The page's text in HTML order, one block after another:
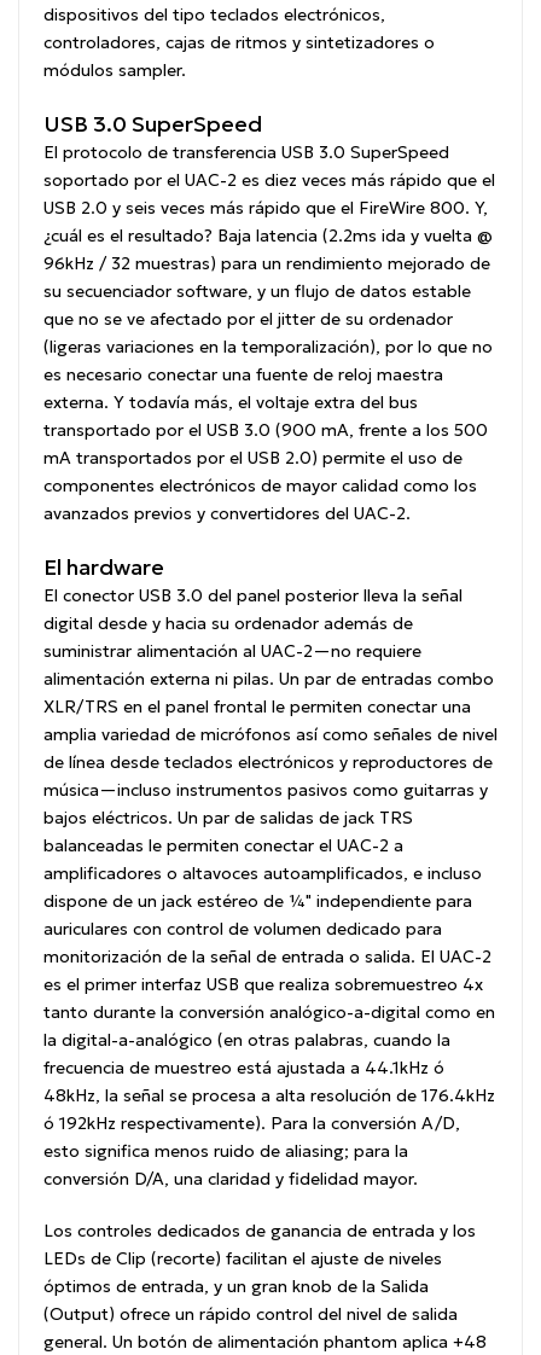
dispositivos del tipo teclados electrónicos,
controladores, cajas de ritmos y sintetizadores o
módulos sampler.
USB 3.0 SuperSpeed
El protocolo de transferencia USB 3.0 SuperSpeed
soportado por el UAC-2 es diez veces más rápido que el
USB 2.0 y seis veces más rápido que el FireWire 800. Y,
¿cuál es el resultado? Baja latencia (2.2ms ida y vuelta @
96kHz / 32 muestras) para un rendimiento mejorado de
su secuenciador software, y un flujo de datos estable
que no se ve afectado por el jitter de su ordenador
(ligeras variaciones en la temporalización), por lo que no
es necesario conectar una fuente de reloj maestra
externa. Y todavía más, el voltaje extra del bus
transportado por el USB 3.0 (900 mA, frente a los 500
mA transportados por el USB 2.0) permite el uso de
componentes electrónicos de mayor calidad como los
avanzados previos y convertidores del UAC-2.
El hardware
El conector USB 3.0 del panel posterior lleva la señal
digital desde y hacia su ordenador además de
suministrar alimentación al UAC-2—no requiere
alimentación externa ni pilas. Un par de entradas combo
XLR/TRS en el panel frontal le permiten conectar una
amplia variedad de micrófonos así como señales de nivel
de línea desde teclados electrónicos y reproductores de
música—incluso instrumentos pasivos como guitarras y
bajos eléctricos. Un par de salidas de jack TRS
balanceadas le permiten conectar el UAC-2 a
amplificadores o altavoces autoamplificados, e incluso
dispone de un jack estéreo de ¼" independiente para
auriculares con control de volumen dedicado para
monitorización de la señal de entrada o salida. El UAC-2
es el primer interfaz USB que realiza sobremuestreo 4x
tanto durante la conversión analógico-a-digital como en
la digital-a-analógico (en otras palabras, cuando la
frecuencia de muestreo está ajustada a 44.1kHz ó
48kHz, la señal se procesa a alta resolución de 176.4kHz
ó 192kHz respectivamente). Para la conversión A/D,
esto significa menos ruido de aliasing; para la
conversión D/A, una claridad y fidelidad mayor.
Los controles dedicados de ganancia de entrada y los
LEDs de Clip (recorte) facilitan el ajuste de niveles
óptimos de entrada, y un gran knob de la Salida
(Output) ofrece un rápido control del nivel de salida
general. Un botón de alimentación phantom aplica +48